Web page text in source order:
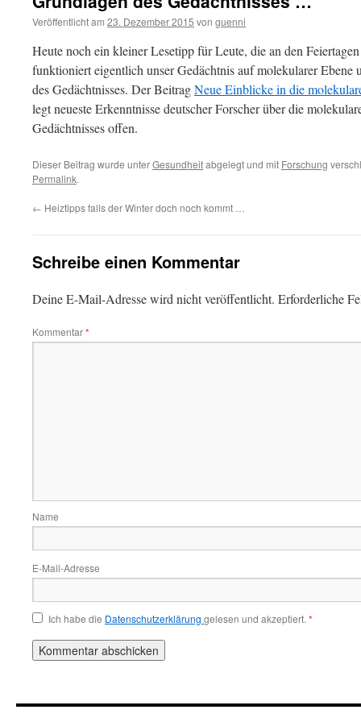
Veröffentlicht am 23. Dezember 2015 von guenni
Heute noch ein kleiner Lesetipp für Leute, die an den
funktioniert eigentlich unser Gedächtnis auf molekularer Ebene
des Gedächtnisses. Der BeitragNeue Einblicke in die
legt neueste Erkenntnisse deutscher Forscher über die
Gedächtnisses offen.
Dieser Beitrag wurde unterGesundheitabgelegt und mit Forschung
Permalink.
← Heiztipps falls der Winter doch noch kommt …
Schreibe einen Kommentar
Deine E-Mail-Adresse wird nicht veröffentlicht. Erforderliche
Kommentar*
Name
E-Mail-Adresse
Ich habe die Datenschutzerklärung gelesen und akzeptiert. *